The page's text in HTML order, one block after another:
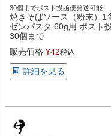
30個までポスト投函便発送可能
焼きそばソース（粉末）1
ゼンパスタ 60g用 ポスト
30個まで
販売価格 ¥42税込
詳細を見る